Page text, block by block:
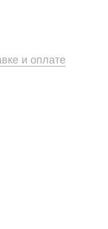
и оплате